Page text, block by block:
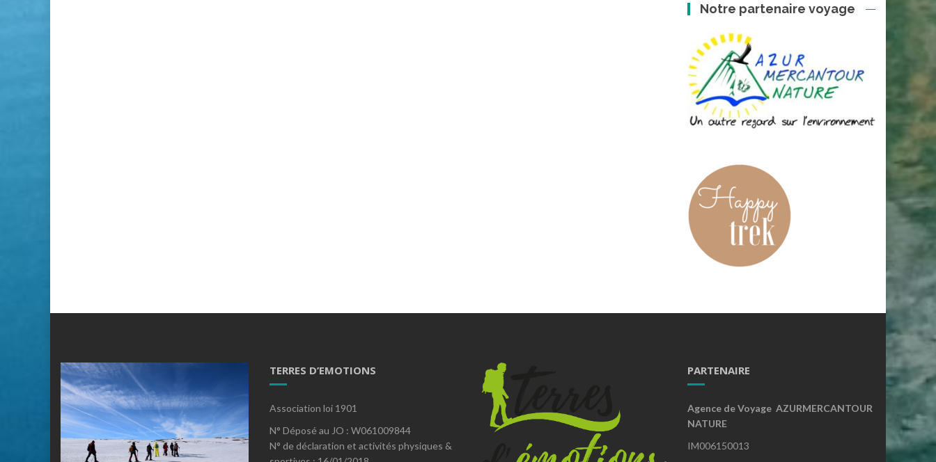
Notre partenaire voyage
TERRES D’EMOTIONS
Association loi 1901
N° Déposé au JO : W061009844
N° de déclaration et activités physiques &
PARTENAIRE
Agence de Voyage AZURMERCANTOUR
NATURE
IM006150013